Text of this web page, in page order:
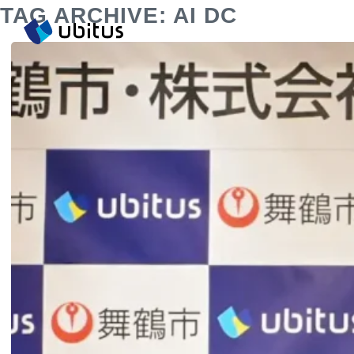
TAG ARCHIVE: AI DC